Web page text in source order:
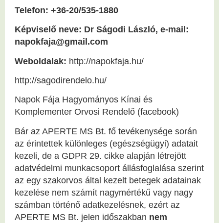
Telefon: +36-20/535-1880
Képviselő neve: Dr Ságodi László, e-mail:
napokfaja@gmail.com
Weboldalak: http://napokfaja.hu/
http://sagodirendelo.hu/
Napok Fája Hagyományos Kínai és
Komplementer Orvosi Rendelő (facebook)
Bár az APERTE MS Bt. fő tevékenysége során
az érintettek különleges (egészségügyi) adatait
kezeli, de a GDPR 29. cikke alapján létrejött
adatvédelmi munkacsoport állásfoglalása szerint
az egy szakorvos által kezelt betegek adatainak
kezelése nem számít nagymértékű vagy nagy
számban történő adatkezelésnek, ezért az
APERTE MS Bt. jelen időszakban nem